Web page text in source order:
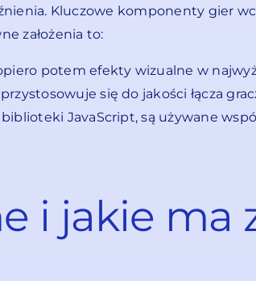
Kluczowe komponenty gier
założenia to:
potem efekty wizualne w
się do jakości łącza
JavaScript, są używane
i jakie ma